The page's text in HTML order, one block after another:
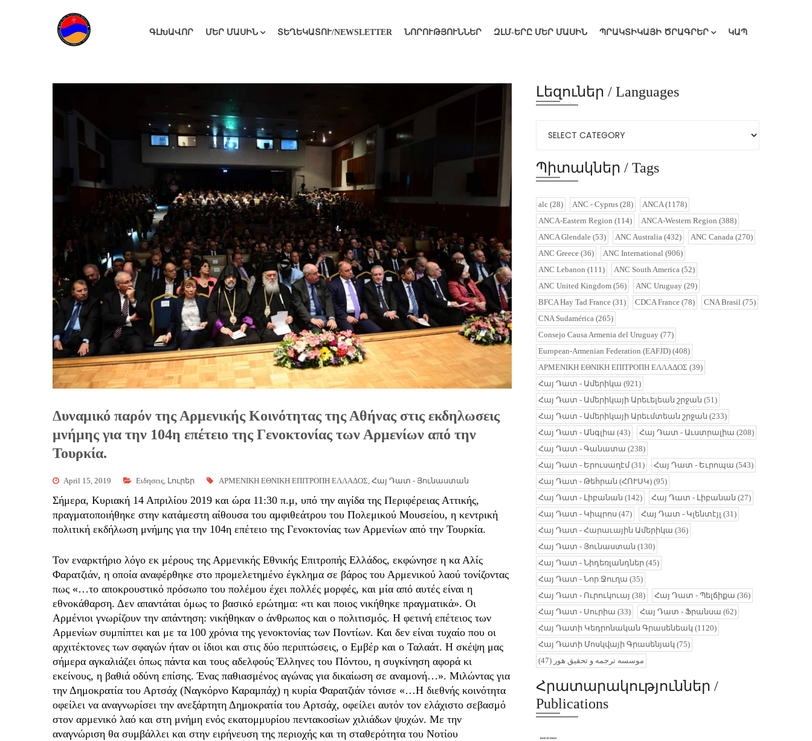
ԳԼԽԱՎՈՐ ՄԵՐ ՄԱՍԻՆ ՏԵՂԵԿԱՏՈՒ/NEWSLETTER ՆՈՐՈՒԹՅՈՒՆՆԵՐ ԶԼՄ-ԵՐԸ ՄԵՐ ՄԱՍԻՆ ՊՐԱԿՏԻԿԱՅԻ ԾՐԱԳՐԵՐ ԿԱՊ
Δυναμικό παρόν της Αρμενικής Κοινότητας της Αθήνας στις εκδηλωσεις
μνήμης για την 104η επέτειο της Γενοκτονίας των Αρμενίων από την
Τουρκία.
April 15, 2019 Eιδησεις Լուրեր ΑΡΜΕΝΙΚΗ ΕΘΝΙΚΗ ΕΠΙΤΡΟΠΗ ΕΛΛΑΔΟΣ Հայ Դատ - Յունաստան
Σήμερα, Κυριακή 14 Απριλίου 2019 και ώρα 11:30 π.μ, υπό την αιγίδα της Περιφέρειας Αττικής,
πραγματοποιήθηκε στην κατάμεστη αίθουσα του αμφιθεάτρου του Πολεμικού Μουσείου, η κεντρική
πολιτική εκδήλωση μνήμης για την 104η επέτειο της Γενοκτονίας των Αρμενίων από την Τουρκία.
Τον εναρκτήριο λόγο εκ μέρους της Αρμενικής Εθνικής Επιτροπής Ελλάδος, εκφώνησε η κα Αλίς
Φαρατζιάν, η οποία αναφέρθηκε στο προμελετημένο έγκλημα σε βάρος του Αρμενικού λαού τονίζοντας
πως «…το αποκρουστικό πρόσωπο του πολέμου έχει πολλές μορφές, και μία από αυτές είναι η
εθνοκάθαρση. Δεν απαντάται όμως το βασικό ερώτημα: «τι και ποιος νικήθηκε πραγματικά». Οι
Αρμένιοι γνωρίζουν την απάντηση: νικήθηκαν ο άνθρωπος και ο πολιτισμός. Η φετινή επέτειος των
Αρμενίων συμπίπτει και με τα 100 χρόνια της γενοκτονίας των Ποντίων. Και δεν είναι τυχαίο που οι
αρχιτέκτονες των σφαγών ήταν οι ίδιοι και στις δύο περιπτώσεις, ο Εμβέρ και ο Ταλαάτ. Η σκέψη μας
σήμερα αγκαλιάζει όπως πάντα και τους αδελφούς Έλληνες του Πόντου, η συγκίνηση αφορά κι
εκείνους, η βαθιά οδύνη επίσης. Ένας παθιασμένος αγώνας για δικαίωση σε αναμονή…». Μιλώντας για
την Δημοκρατία του Αρτσάχ (Ναγκόρνο Καραμπάχ) η κυρία Φαρατζιάν τόνισε «…Η διεθνής κοινότητα
οφείλει να αναγνωρίσει την ανεξάρτητη Δημοκρατία του Αρτσάχ, οφείλει αυτόν τον ελάχιστο σεβασμό
στον αρμενικό λαό και στη μνήμη ενός εκατομμυρίου πεντακοσίων χιλιάδων ψυχών. Με την
αναγνώριση θα συμβάλλει και στην ειρήνευση της περιοχής και τη σταθερότητα του Νοτίου
Լեզուներ / Languages
Պիտակներ / Tags
alc (28) ANC - Cyprus (28) ANCA(1178)
ANCA-Eastern Region (114) ANCA-Western Region (388)
ANCA Glendale (53) ANC Australia (432) ANC Canada (270)
ANC Greece (36) ANC International (906)
ANC Lebanon (111) ANC South America (52)
ANC United Kingdom (56) ANC Uruguay (29)
BFCA Hay Tad France (31) CDCA France (78) CNA Brasil (75)
CNA Sudamérica (265)
Consejo Causa Armenia del Uruguay (77)
European-Armenian Federation (EAFJD) (408)
ΑΡΜΕΝΙΚΗ ΕΘΝΙΚΗ ΕΠΙΤΡΟΠΗ ΕΛΛΑΔΟΣ (39)
Հայ Դատ - Ամերիկա (921)
Հայ Դատ - Ամերիկայի Արեւելեան շրջան (51)
Հայ Դատ - Ամերիկայի Արեւմտեան շրջան (233)
Հայ Դատ - Անգլիա (43) Հայ Դատ - Աւստրալիա (208)
Հայ Դատ - Գանատա (238)
Հայ Դատ - Երուսաղէմ(31) Հայ Դատ - Եւրոպա (543)
Հայ Դատ - Թեհրան (ՀՈՒՍԿ) (95)
Հայ Դատ - Լիբանան (142) Հայ Դատ - Լիբանան (27)
Հայ Դատ - Կիպրոս (47) Հայ Դատ - Կլենտէյլ (31)
Հայ Դատ - Հարաւային Ամերիկա (36)
Հայ Դատ - Յունաստան (130)
Հայ Դատ - Նիդեռլանդներ (45)
Հայ Դատ - Նոր Ջուղա (35)
Հայ Դատ - Ուրուկուայ (38) Հայ Դատ - Պելճիքա (36)
Հայ Դատ - Սուրիա (33) Հայ Դատ - Ֆրանսա (62)
Հայ Դատի Կեդրոնական Գրասենեակ (1120)
Հայ Դատի Մոսկվայի Գրասենյակ (75)
موسسه ترجمه و تحقیق هور (47)
Հրատարակություններ /
Publications